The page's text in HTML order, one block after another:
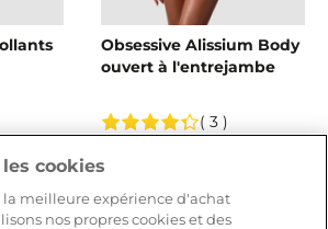
Obsessive Alissium Body
ouvert à l'entrejambe
( 3 )
cookies
la meilleure expérience d'achat
nos propres cookies et des